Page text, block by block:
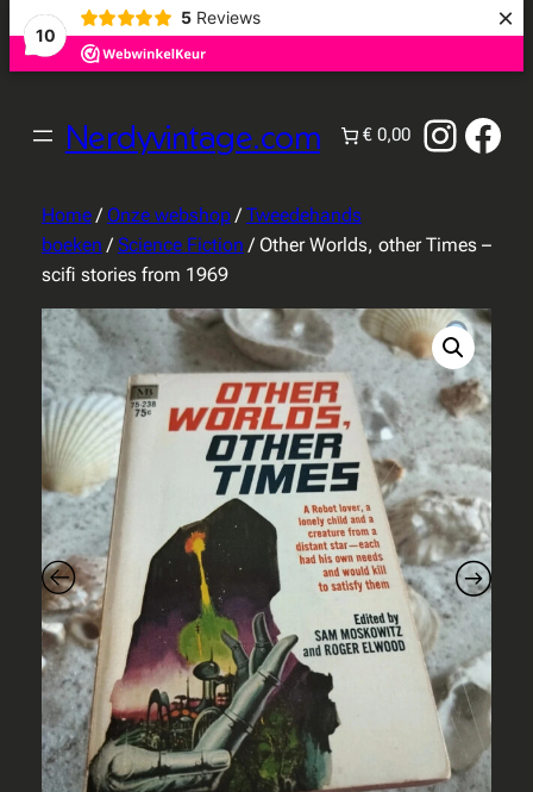
10
5 Reviews ×
Nerdyvintage.com € 0,00
Home/ Onze webshop/ Tweedehands
boeken / Science Fiction / Other Worlds, other Times –
scifi stories from 1969